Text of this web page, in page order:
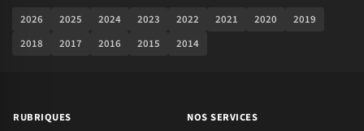
2026 2025 2024 2023 2022 2021 2020
2019
2018
2017 2016 2015 2014
RUBRIQUES
NOS SERVICES